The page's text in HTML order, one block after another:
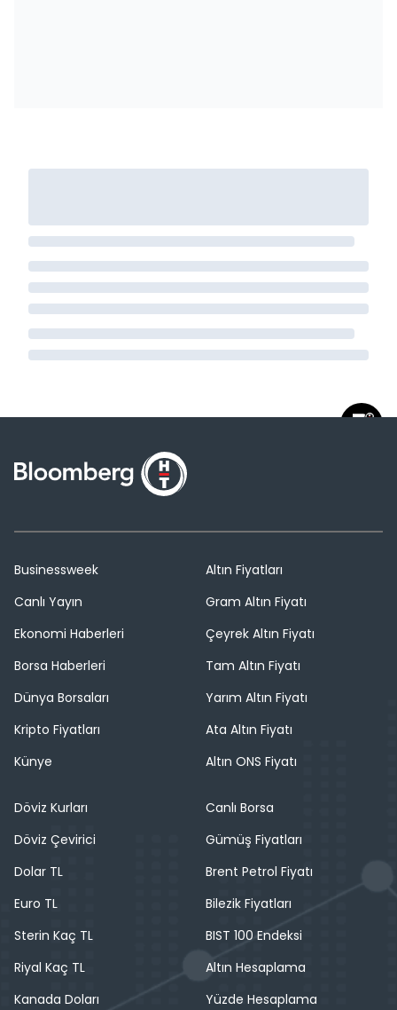
Businessweek
Canlı Yayın
Ekonomi Haberleri
Borsa Haberleri
Dünya Borsaları
Kripto Fiyatları
Künye
Altın Fiyatları
Gram Altın Fiyatı
Çeyrek Altın Fiyatı
Tam Altın Fiyatı
Yarım Altın Fiyatı
Ata Altın Fiyatı
Altın ONS Fiyatı
Döviz Kurları
Döviz Çevirici
Dolar TL
Euro TL
Sterin Kaç TL
Riyal Kaç TL
Kanada Doları
Canlı Borsa
Gümüş Fiyatları
Brent Petrol Fiyatı
Bilezik Fiyatları
BIST 100 Endeksi
Altın Hesaplama
Yüzde Hesaplama